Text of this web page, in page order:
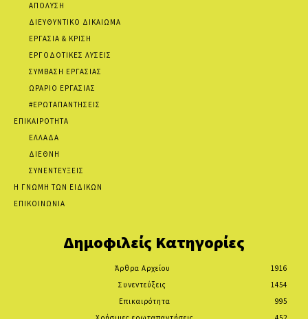
ΑΠΟΛΥΣΗ
ΔΙΕΥΘΥΝΤΙΚΟ ΔΙΚΑΙΩΜΑ
ΕΡΓΑΣΙΑ & ΚΡΙΣΗ
ΕΡΓΟΔΟΤΙΚΕΣ ΛΥΣΕΙΣ
ΣΥΜΒΑΣΗ ΕΡΓΑΣΙΑΣ
ΩΡΑΡΙΟ ΕΡΓΑΣΙΑΣ
#ΕΡΩΤΑΠΑΝΤΗΣΕΙΣ
ΕΠΙΚΑΙΡΟΤΗΤΑ
ΕΛΛΑΔΑ
ΔΙΕΘΝΗ
ΣΥΝΕΝΤΕΥΞΕΙΣ
Η ΓΝΩΜΗ ΤΩΝ ΕΙΔΙΚΩΝ
ΕΠΙΚΟΙΝΩΝΙΑ
Δημοφιλείς Κατηγορίες
Άρθρα Αρχείου
1916
Συνεντεύξεις
1454
Επικαιρότητα
995